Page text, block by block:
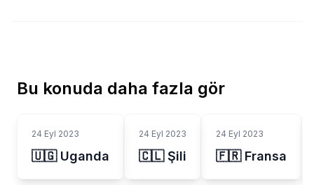
Bu konuda daha fazla gör
24 Eyl 2023
🇺🇬 Uganda
24 Eyl 2023
🇨🇱 Şili
24 Eyl 2023
🇫🇷 Fransa